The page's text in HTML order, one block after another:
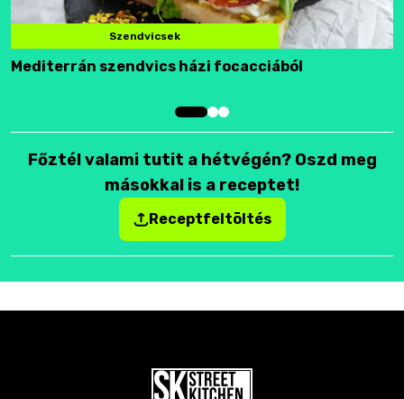
Szendvicsek
Mediterrán szendvics házi focacciából
Főztél valami tutit a hétvégén? Oszd meg
másokkal is a receptet!
Receptfeltöltés